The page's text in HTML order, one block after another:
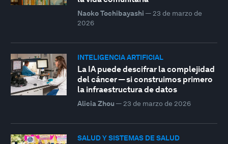
Naoko Tochibayashi — 23 de marzo de
2026
INTELIGENCIA ARTIFICIAL
La IA puede descifrar la complejidad
del cáncer — si construimos primero
la infraestructura de datos
Alicia Zhou — 23 de marzo de 2026
SALUD Y SISTEMAS DE SALUD